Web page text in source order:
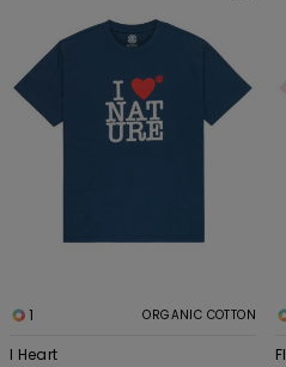
1 ORGANIC COTTON
I Heart